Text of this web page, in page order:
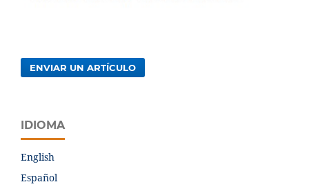
ENVIAR UN ARTÍCULO
IDIOMA
English
Español